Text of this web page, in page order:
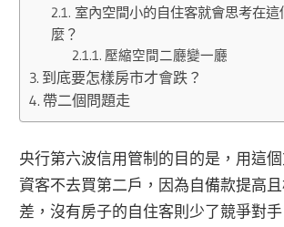
室內空間小的自住客就會思考在
麼？
壓縮空間二廳變一廳
到底要怎樣房市才會跌？
帶二個問題走
央行第六波信用管制的目的是，用這
資客不去買第二戶，因為自備款提高
差，沒有房子的自住客則少了競爭對